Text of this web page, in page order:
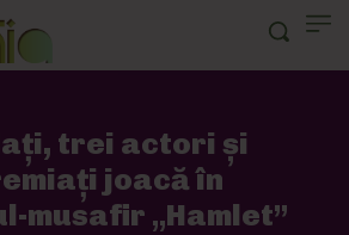
trei actori și
joacă în
musafir „Hamlet”